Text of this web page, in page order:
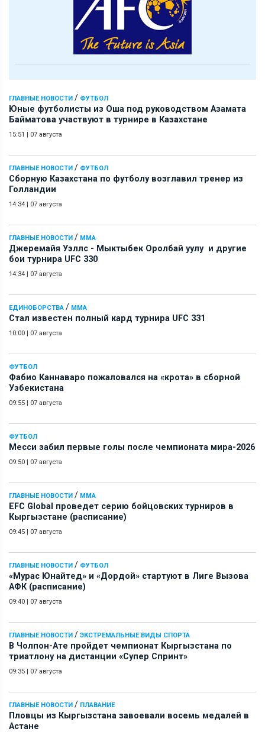
ГЛАВНЫЕ НОВОСТИ / ФУТБОЛ
Юные футболисты из Оша под руководством Азамата
Байматова участвуют в турнире в Казахстане
15:51 | 07 августа
ГЛАВНЫЕ НОВОСТИ / ФУТБОЛ
Сборную Казахстана по футболу возглавил тренер из
Голландии
14:34 | 07 августа
ГЛАВНЫЕ НОВОСТИ / ММА
Джеремайя Уэллс - Мыктыбек Оролбай уулу и другие
бои турнира UFC 330
14:34 | 07 августа
ЕДИНОБОРСТВА / ММА
Стал известен полный кард турнира UFC 331
10:00 | 07 августа
ФУТБОЛ
Фабио Каннаваро пожаловался на «крота» в сборной
Узбекистана
09:55 | 07 августа
ФУТБОЛ
Месси забил первые голы после чемпионата мира-2026
09:50 | 07 августа
ГЛАВНЫЕ НОВОСТИ / ММА
EFC Global проведет серию бойцовских турниров в
Кыргызстане (расписание)
09:45 | 07 августа
ГЛАВНЫЕ НОВОСТИ / ФУТБОЛ
«Мурас Юнайтед» и «Дордой» стартуют в Лиге Вызова
АФК (расписание)
09:40 | 07 августа
ГЛАВНЫЕ НОВОСТИ / ЭКСТРЕМАЛЬНЫЕ ВИДЫ СПОРТА
В Чолпон-Ате пройдет чемпионат Кыргызстана по
триатлону на дистанции «Супер Спринт»
09:35 | 07 августа
ГЛАВНЫЕ НОВОСТИ / ПЛАВАНИЕ
Пловцы из Кыргызстана завоевали восемь медалей в
Астане